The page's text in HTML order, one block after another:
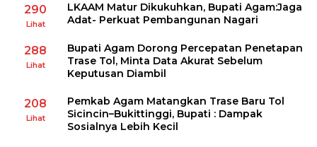
290
Lihat
LKAAM Matur Dikukuhkan, Bupati Agam:Jaga
Adat- Perkuat Pembangunan Nagari
288
Lihat
Bupati Agam Dorong Percepatan Penetapan
Trase Tol, Minta Data Akurat Sebelum
Keputusan Diambil
208
Lihat
Pemkab Agam Matangkan Trase Baru Tol
Sicincin–Bukittinggi, Bupati : Dampak
Sosialnya Lebih Kecil